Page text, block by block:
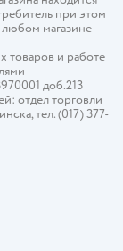
при этом
любом магазине
товаров и работе
доб.213
отдел торговли
тел. (017) 377-